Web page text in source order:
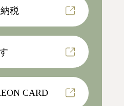
税
CARD